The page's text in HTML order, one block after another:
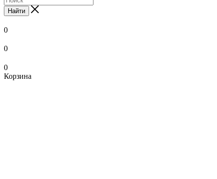
Найти
0
0
0
Корзина